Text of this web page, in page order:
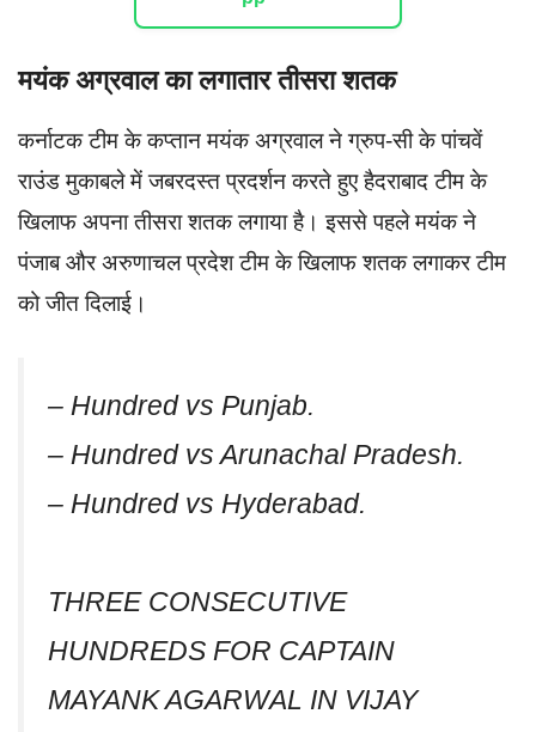
मयंक अग्रवाल का लगातार तीसरा शतक
कर्नाटक टीम के कप्तान मयंक अग्रवाल ने ग्रुप-सी के पांचवें
राउंड मुकाबले में जबरदस्त प्रदर्शन करते हुए हैदराबाद टीम के
खिलाफ अपना तीसरा शतक लगाया है। इससे पहले मयंक ने
पंजाब और अरुणाचल प्रदेश टीम के खिलाफ शतक लगाकर टीम
को जीत दिलाई।
– Hundred vs Punjab.
– Hundred vs Arunachal Pradesh.
– Hundred vs Hyderabad.
THREE CONSECUTIVE
HUNDREDS FOR CAPTAIN
MAYANK AGARWAL IN VIJAY